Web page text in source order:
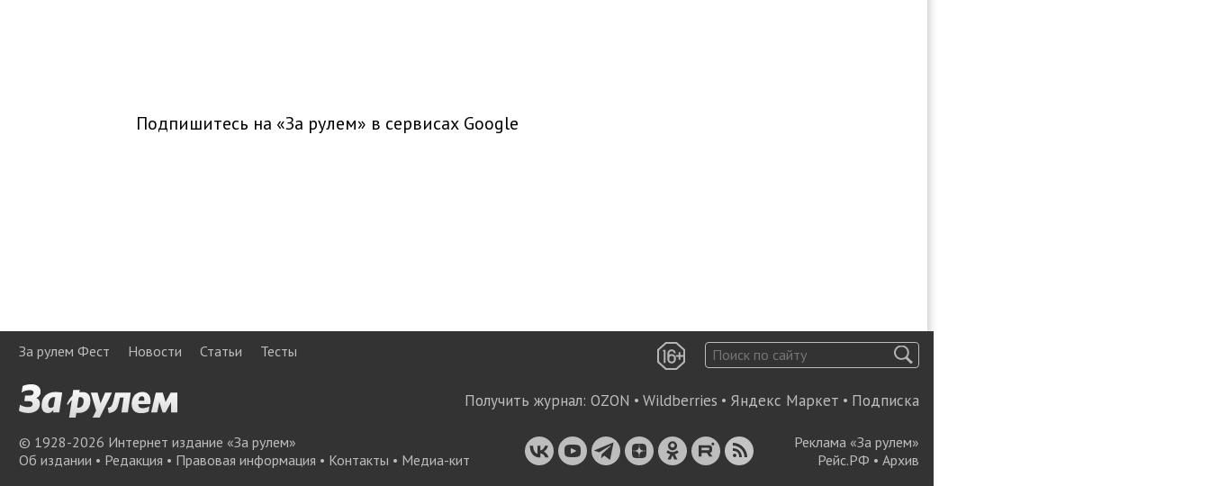
Подпишитесь на «За рулем» в сервисах Google
За рулем Фест Новости Статьи Тесты
Получить журнал: OZON • Wildberries • Яндекс Маркет • Подписка
© 1928-2026 Интернет издание «За рулем»
Об издании • Редакция • Правовая информация • Контакты • Медиа-кит
Реклама «За рулем»
Рейс.РФ • Архив